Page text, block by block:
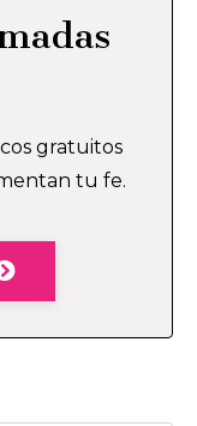
gratuitos
tu fe.